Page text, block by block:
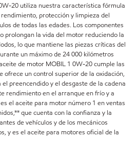
20 utiliza nuestra característica fórmula
protección y limpieza del
de todas las edades. Los componentes
prolongan la vida del motor reduciendo la
lo que mantiene las piezas críticas del
un máximo de 24 000 kilómetros
de motor MOBIL 1 0W-20 cumple las
ofrece un control superior de la oxidación,
preencendido y el desgaste de la cadena
rendimiento en el arranque en frío y a
el aceite para motor número 1 en ventas
que cuenta con la confianza y la
de vehículos y de los mecánicos
y es el aceite para motores oficial de la